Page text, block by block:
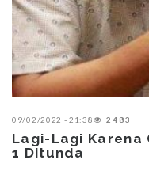
09/02/2022 - 21:38 2483
Lagi-Lagi Karena
1 Ditunda